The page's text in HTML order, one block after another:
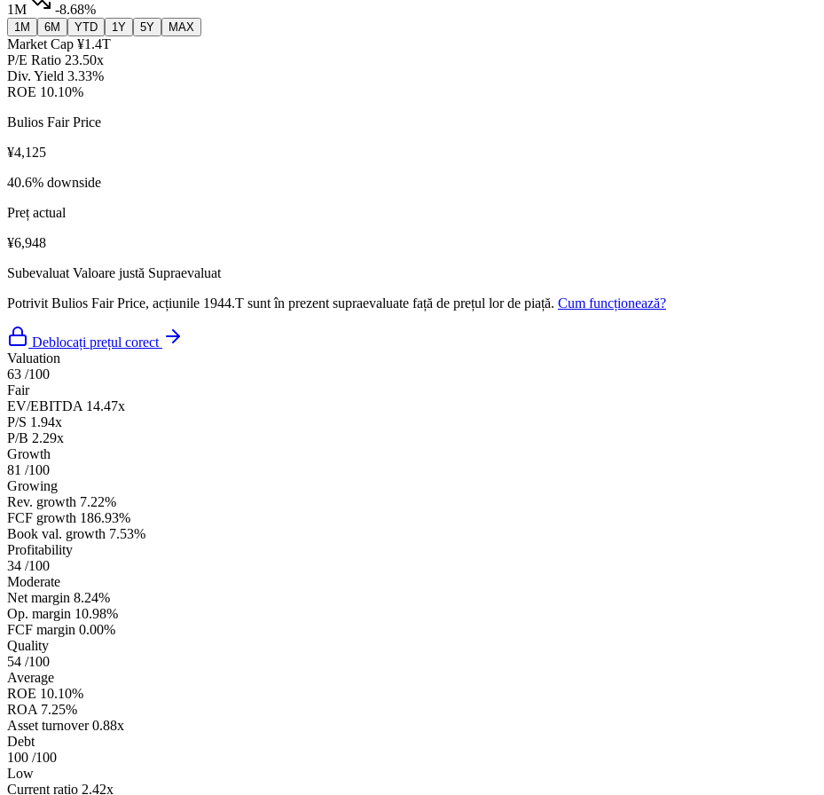
1M -8.68%
1M 6M YTD 1Y 5Y MAX
Market Cap ¥1.4T
P/E Ratio 23.50x
Div. Yield 3.33%
ROE 10.10%
Bulios Fair Price
¥4,125
40.6% downside
Preț actual
¥6,948
Subevaluat Valoare justă Supraevaluat
Potrivit Bulios Fair Price, acțiunile 1944.T sunt în prezent supraevaluate față de prețul lor de piață. Cum funcționează?
Deblocați prețul corect
Valuation
63 /100
Fair
EV/EBITDA 14.47x
P/S 1.94x
P/B 2.29x
Growth
81 /100
Growing
Rev. growth 7.22%
FCF growth 186.93%
Book val. growth 7.53%
Profitability
34 /100
Moderate
Net margin 8.24%
Op. margin 10.98%
FCF margin 0.00%
Quality
54 /100
Average
ROE 10.10%
ROA 7.25%
Asset turnover 0.88x
Debt
100 /100
Low
Current ratio 2.42x